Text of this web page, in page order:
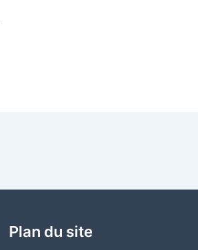
Plan du site